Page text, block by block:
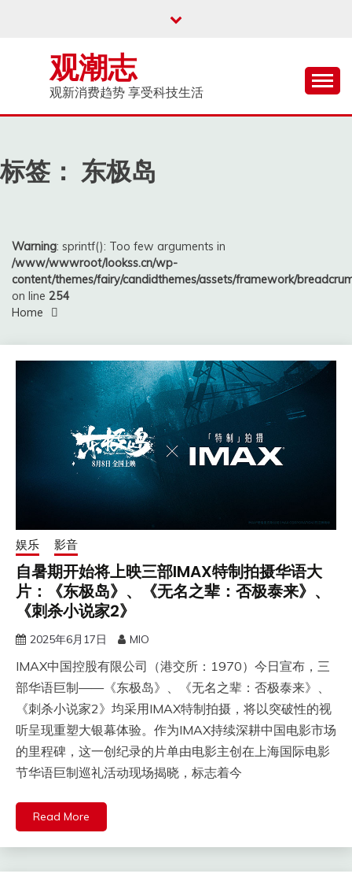
观潮志
观新消费趋势 享受科技生活
标签： 东极岛
Warning: sprintf(): Too few arguments in
/www/wwwroot/lookss.cn/wp-
content/themes/fairy/candidthemes/assets/framework/
on line 254
Home
娱乐 影音
自暑期开始将上映三部IMAX特制拍摄华语大
片：《东极岛》、《无名之辈：否极泰来》、
《刺杀小说家2》
2025年6月17日 MIO
IMAX中国控股有限公司（港交所：1970）今日宣布，三
部华语巨制——《东极岛》、《无名之辈：否极泰来》、
《刺杀小说家2》均采用IMAX特制拍摄，将以突破性的视
听呈现重塑大银幕体验。作为IMAX持续深耕中国电影市场
的里程碑，这一创纪录的片单由电影主创在上海国际电影
节华语巨制巡礼活动现场揭晓，标志着今
Read More